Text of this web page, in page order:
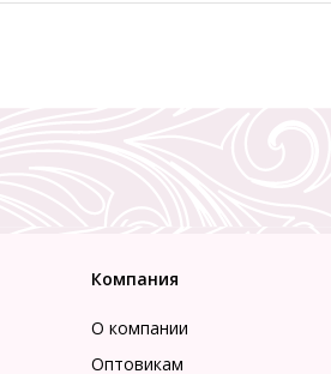
Компания
О компании
Оптовикам